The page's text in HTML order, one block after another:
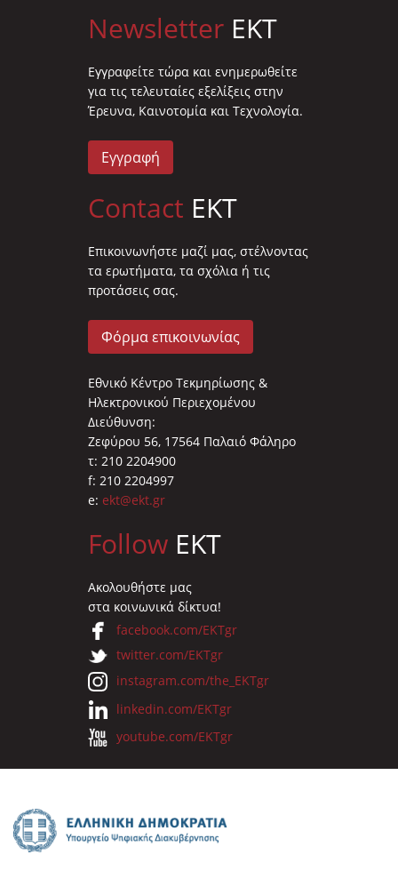
Newsletter EKT
Eγγραφείτε τώρα και ενημερωθείτε
για τις τελευταίες εξελίξεις στην
Έρευνα, Καινοτομία και Τεχνολογία.
Εγγραφή
Contact EKT
Επικοινωνήστε μαζί μας, στέλνοντας
τα ερωτήματα, τα σχόλια ή τις
προτάσεις σας.
Φόρμα επικοινωνίας
Εθνικό Κέντρο Τεκμηρίωσης &
Ηλεκτρονικού Περιεχομένου
Διεύθυνση:
Ζεφύρου 56, 17564 Παλαιό Φάληρο
τ: 210 2204900
f: 210 2204997
e: ekt@ekt.gr
Follow EKT
Ακολουθήστε μας
στα κοινωνικά δίκτυα!
facebook.com/EKTgr
twitter.com/EKTgr
instagram.com/the_EKTgr
linkedin.com/EKTgr
youtube.com/EKTgr